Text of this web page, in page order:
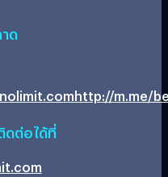
ด
http://m.me/
ดต่อได้ที่